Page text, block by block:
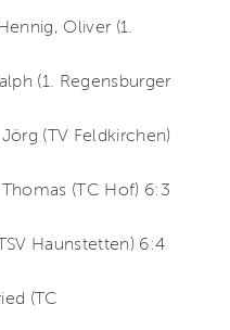
Oliver (1.
(1. Regensburger
(TV Feldkirchen)
(TC Hof) 6:3
Haunstetten) 6:4
(TC